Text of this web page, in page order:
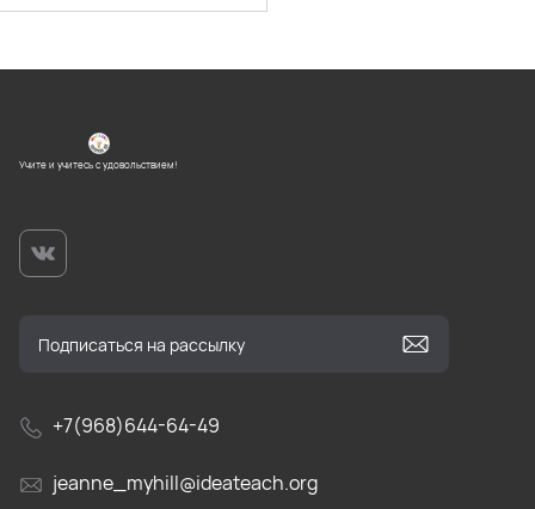
Учите и учитесь с удовольствием!
+7(968)644-64-49
jeanne_myhill@ideateach.org